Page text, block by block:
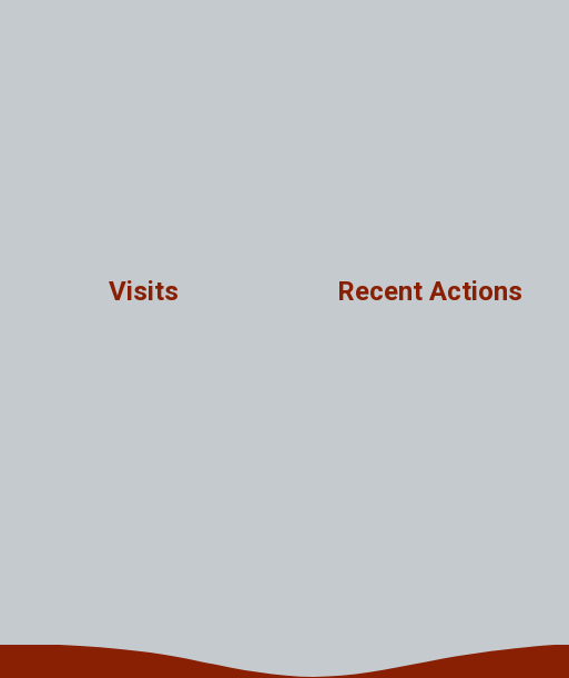
Visits Recent Actions